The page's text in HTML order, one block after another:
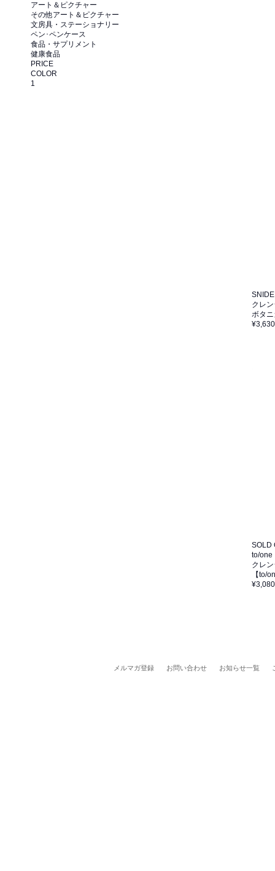
アート＆ピクチャー
その他アート＆ピクチャー
文房具・ステーショナリー
ペン･ペンケース
食品・サプリメント
健康食品
PRICE
COLOR
クレ
ボタ
¥3,630
SOLD
to/one
クレ
【to/
¥3,080
1
メルマガ登録 お問い合わせ お知らせ一覧